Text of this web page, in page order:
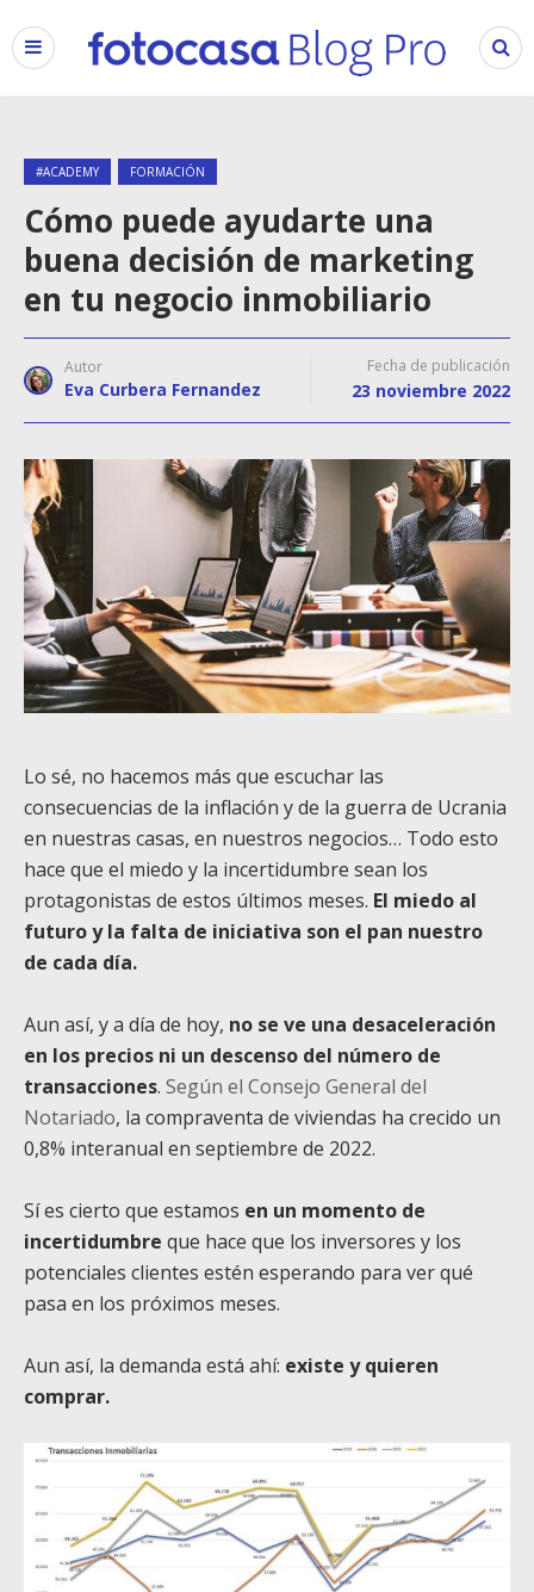
#ACADEMY FORMACIÓN
Cómo puede ayudarte una
buena decisión de marketing
en tu negocio inmobiliario
Autor
Eva Curbera Fernandez
Fecha de publicación
23 noviembre 2022
Lo sé, no hacemos más que escuchar las
consecuencias de la inflación y de la guerra de Ucrania
en nuestras casas, en nuestros negocios… Todo esto
hace que el miedo y la incertidumbre sean los
protagonistas de estos últimos meses. El miedo al
futuro y la falta de iniciativa son el pan nuestro
de cada día.
Aun así, y a día de hoy, no se ve una desaceleración
en los precios ni un descenso del número de
transacciones. Según el Consejo General del
Notariado, la compraventa de viviendas ha crecido un
0,8% interanual en septiembre de 2022.
Sí es cierto que estamos en un momento de
incertidumbre que hace que los inversores y los
potenciales clientes estén esperando para ver qué
pasa en los próximos meses.
Aun así, la demanda está ahí: existe y quieren
comprar.